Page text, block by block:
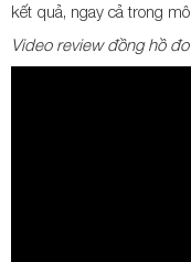
kết quả, ngay cả trong
Video review đồng hồ